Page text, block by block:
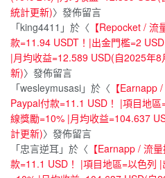
統計更新)〉發佈留言
「king4411 」於〈 【Repocket /
款=11.94 USDT！|出金門檻=2
|月均收益=12.589 USD(自2025年
新)〉發佈留言
「wesleymusasi」於〈 【Earnapp
Paypal付款=11.1 USD！ |項目地
線獎勵=10% |月均收益=104.637
計更新)〉發佈留言
「忠言逆耳」於〈 【Earnapp / 流
款=11.1 USD！ |項目地區=以色列